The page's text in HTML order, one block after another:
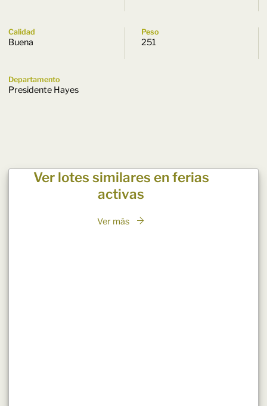
Calidad
Buena
Peso
251
Departamento
Presidente Hayes
Ver lotes similares en ferias
activas
Ver más